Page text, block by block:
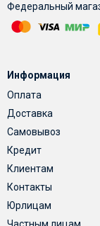
Федеральный
Информация
Оплата
Доставка
Самовывоз
Кредит
Клиентам
Контакты
Юрлицам